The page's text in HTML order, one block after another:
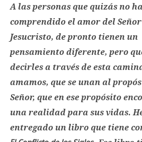
A las personas que quizás no
comprendido el amor del Señor
Jesucristo, de pronto tienen un
pensamiento diferente, pero
decirles a través de esta
amamos, que se unan al
Señor, que en ese propósito
una realidad para sus vidas.
entregado un libro que tiene